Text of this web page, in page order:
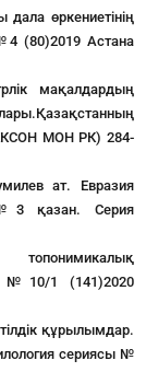
дала өркениетінің
(80)2019 Астана
мақалдардың
МОН РК) 284-
ат. Евразия
№3 қазан. Серия
топонимикалық
№10/1 (141)2020
құрылымдар.
сериясы №